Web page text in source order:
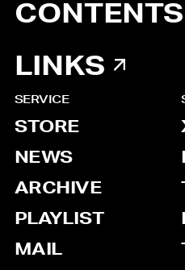
CONTENTS
LINKS
SERVICE
STORE
NEWS
ARCHIVE
PLAYLIST
MAIL